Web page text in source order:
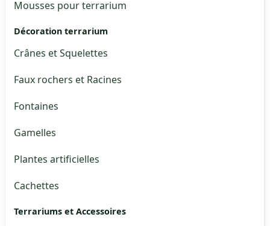
Mousses pour terrarium
Décoration terrarium
Crânes et Squelettes
Faux rochers et Racines
Fontaines
Gamelles
Plantes artificielles
Cachettes
Terrariums et Accessoires